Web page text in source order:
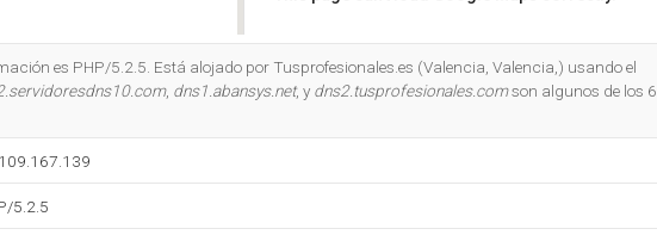
es PHP/5.2.5. Está alojado por Tusprofesionales.es (Valencia, Valencia,) usando el
, dns1.abansys.net, y dns2.tusprofesionales.comson algunos de los 6
5.2.5